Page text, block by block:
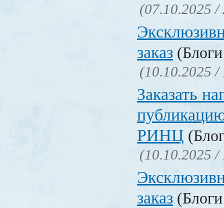
(07.10.2025 /
заказ
(10.10.2025 /
Заказать
РИНЦ
(10.10.2025 /
заказ